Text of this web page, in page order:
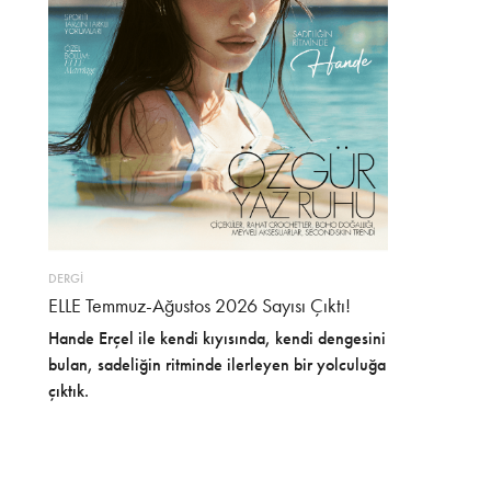
DERGİ
ELLE Temmuz-Ağustos 2026 Sayısı Çıktı!
Hande Erçel ile kendi kıyısında, kendi dengesini
bulan, sadeliğin ritminde ilerleyen bir yolculuğa
çıktık.